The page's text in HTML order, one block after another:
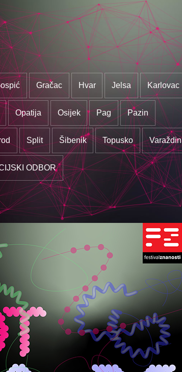
Gračac Hvar Jelsa Karlovac
Opatija Osijek Pag Pazin
Split Šibenik Topusko Varaždin
ODBOR